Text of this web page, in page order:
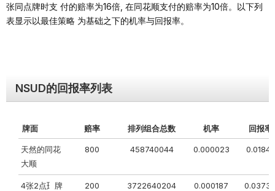
张同点牌时⽀ 付的赔率为16倍, 在同花顺⽀付的赔率为10倍。以下列
表显⽰以最佳策略 为基础之下的机率与回报率。
NSUD的回报率列表
牌⾯ 赔率 排列组合总数 机率 回报率
天然的同花
⼤顺
800 458740044 0.000023
4张2点⺩牌 200 3722640204 0.000187